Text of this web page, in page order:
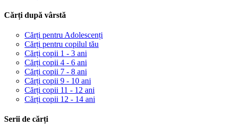
Cărți după vârstă
Cărți pentru Adolescenți
Cărți pentru copilul tău
Cărți copii 1 - 3 ani
Cărți copii 4 - 6 ani
Cărți copii 7 - 8 ani
Cărți copii 9 - 10 ani
Cărți copii 11 - 12 ani
Cărți copii 12 - 14 ani
Serii de cărți